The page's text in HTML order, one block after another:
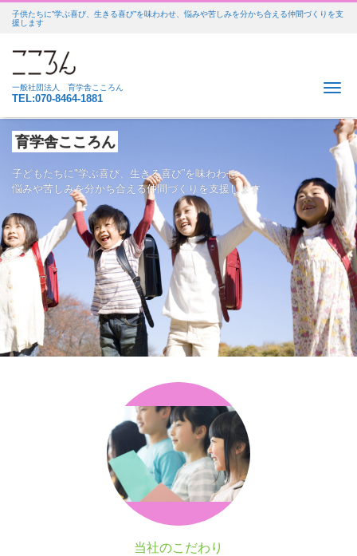
子供たちに”学ぶ喜び、生きる喜び”を味わわせ、悩みや苦しみを分かち合える仲間づくりを支
援します
一般社団法人 育学舎こころん
TEL:070-8464-1881
育学舎こころん
子どもたちに"学ぶ喜び、生きる喜び”を味わわせ
悩みや苦しみを分かち合える仲間づくりを支援します
当社のこだわり